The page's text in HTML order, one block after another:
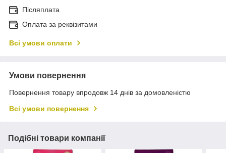
Післяплата
Оплата за реквізитами
Всі умови оплати
Умови повернення
Повернення товару впродовж 14 днів за домовленістю
Всі умови повернення
Подібні товари компанії